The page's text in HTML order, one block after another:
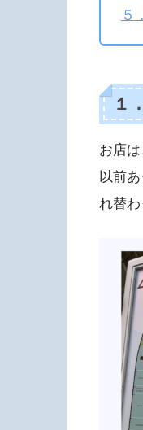
５
１
お店
以前
れ替わ